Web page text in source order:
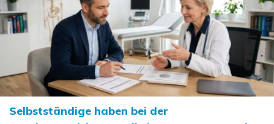
Selbstständige haben bei der